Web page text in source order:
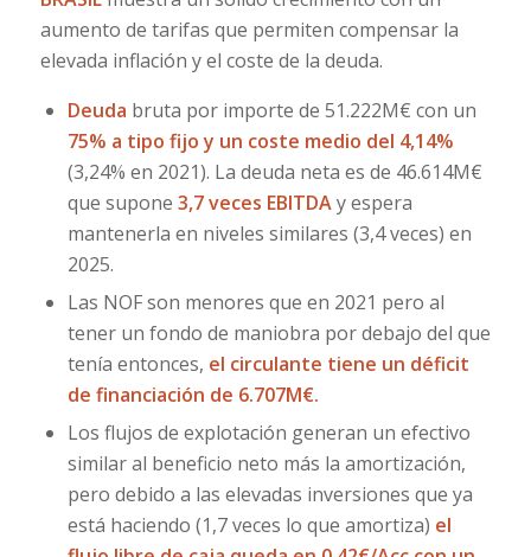
aumento de tarifas que permiten compensar la
elevada inflación y el coste de la deuda.
Deuda bruta por importe de 51.222M€ con un
75% a tipo fijo y un coste medio del 4,14%
(3,24% en 2021). La deuda neta es de 46.614M€
que supone 3,7 veces EBITDAy espera
mantenerla en niveles similares (3,4 veces) en
2025.
Las NOF son menores que en 2021 pero al
tener un fondo de maniobra por debajo del que
tenía entonces, el circulante tiene un déficit
de financiación de 6.707M€.
Los flujos de explotación generan un efectivo
similar al beneficio neto más la amortización,
pero debido a las elevadas inversiones que ya
está haciendo (1,7 veces lo que amortiza) el